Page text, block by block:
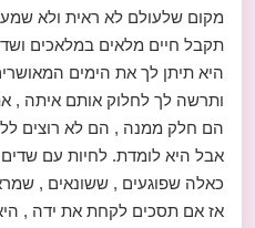
מקום שלעולם לא ראית ולא
תקבל חיים מלאים במלאכים
היא תיתן לך את הימים
ותרשה לך לחלוק אותם איתה ,
הם חלק ממנה , הם לא רוצים
אבל היא לומדת. לחיות עם שדים
כאלה שפוגעים , ששונאים ,
אז אם תסכים לקחת את ידה ,